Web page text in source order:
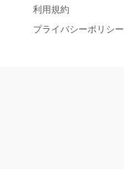
利用規約
プライバシーポリシー